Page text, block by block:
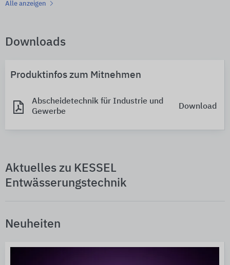
Alle anzeigen
Downloads
Produktinfos zum Mitnehmen
Abscheidetechnik für Industrie und
Gewerbe
Download
Aktuelles zu KESSEL
Entwässerungstechnik
Neuheiten